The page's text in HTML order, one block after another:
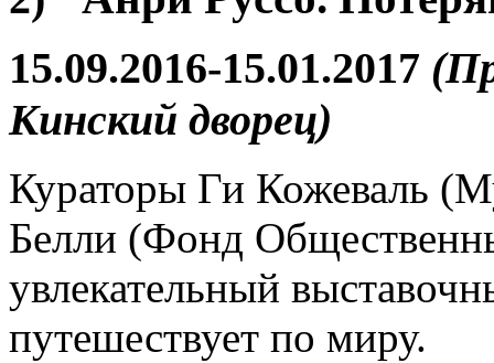
15.09.2016-15.01.2017
Кинский дворец)
Кураторы Ги Кожеваль
Белли (Фонд
увлекательный
путешествует по миру.